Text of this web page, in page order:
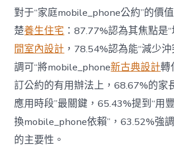
對于“家庭mobile_phone公約”的價
楚養生住宅 ：87.77%認為其焦點是
間室內設計 ，78.54%認為能“減少
調可“將mobile_phone新古典設計轉
訂公約的有用辦法上，68.67%的家
應用時段”最關鍵，65.43%提到“用
換mobile_phone依賴”，63.52%強
的主要性。